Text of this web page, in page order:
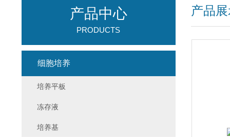
产品
产品中心
PRODUCTS
细胞培养
培养平板
冻存液
培养基